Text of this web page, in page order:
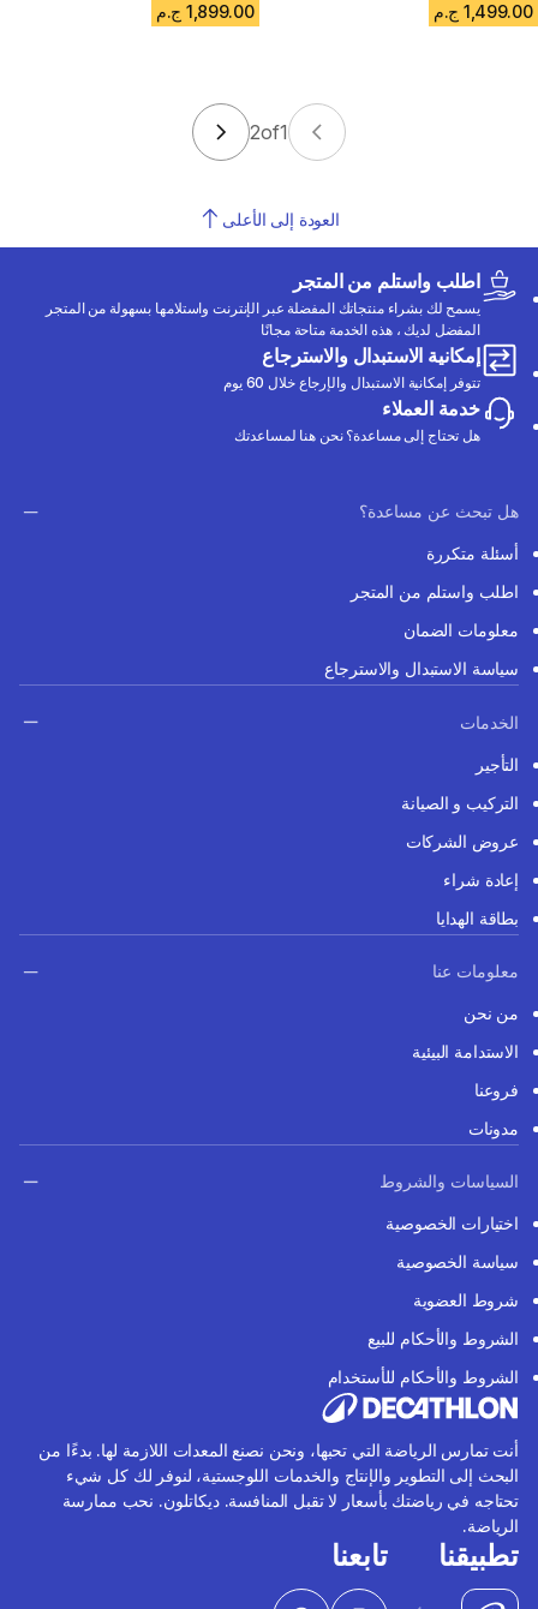
1,499.00 ج.م 1,899.00 ج.م
1
of
2
العودة إلى الأعلى
اطلب واستلم من المتجر
يسمح لك بشراء منتجاتك المفضلة عبر الإنترنت واستلامها بسهولة من المتجر
المفضل لديك ، هذه الخدمة متاحة مجانًا
إمكانية الاستبدال والاسترجاع
تتوفر إمكانية الاستبدال والإرجاع خلال 60 يوم
خدمة العملاء
هل تحتاج إلى مساعدة؟ نحن هنا لمساعدتك
هل تبحث عن مساعدة؟
أسئلة متكررة
اطلب واستلم من المتجر
معلومات الضمان
سياسة الاستبدال والاسترجاع
الخدمات
التأجير
التركيب و الصيانة
عروض الشركات
إعادة شراء
بطاقة الهدايا
معلومات عنا
من نحن
الاستدامة البيئية
فروعنا
مدونات
السياسات والشروط
اختيارات الخصوصية
سياسة الخصوصية
شروط العضوية
الشروط والأحكام للبيع
الشروط والأحكام للأستخدام
أنت تمارس الرياضة التي تحبها، ونحن نصنع المعدات اللازمة لها. بدءًا من
البحث إلى التطوير والإنتاج والخدمات اللوجستية، لنوفر لك كل شيء
تحتاجه في رياضتك بأسعار لا تقبل المنافسة. ديكاتلون. نحب ممارسة
الرياضة.
تطبيقنا تابعنا